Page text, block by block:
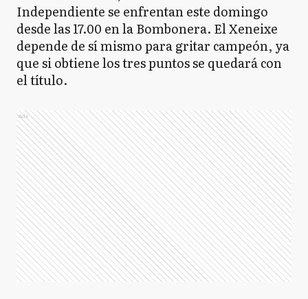
Independiente se enfrentan este domingo
desde las 17.00 en la Bombonera. El Xeneixe
depende de sí mismo para gritar campeón, ya
que si obtiene los tres puntos se quedará con
el título.
Ads